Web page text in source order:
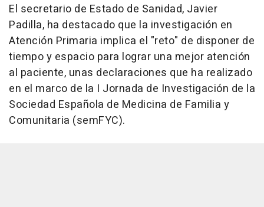
El secretario de Estado de Sanidad, Javier
Padilla, ha destacado que la investigación en
Atención Primaria implica el "reto" de disponer de
tiempo y espacio para lograr una mejor atención
al paciente, unas declaraciones que ha realizado
en el marco de la I Jornada de Investigación de la
Sociedad Española de Medicina de Familia y
Comunitaria (semFYC).